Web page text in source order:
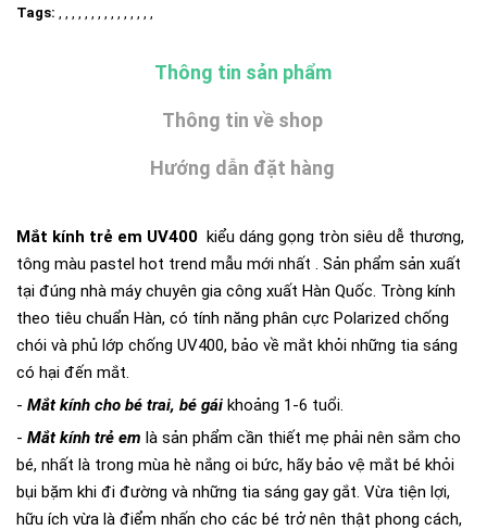
Tags: , , , , , , , , , , , , , , ,
Thông tin sản phẩm
Thông tin về shop
Hướng dẫn đặt hàng
Mắt kính trẻ em UV400 kiểu dáng gọng tròn siêu dễ thương,
tông màu pastel hot trend mẫu mới nhất . Sản phẩm sản xuất
tại đúng nhà máy chuyên gia công xuất Hàn Quốc. Tròng kính
theo tiêu chuẩn Hàn, có tính năng phân cực Polarized chống
chói và phủ lớp chống UV400, bảo về mắt khỏi những tia sáng
có hại đến mắt.
- Mắt kính cho bé trai, bé gái khoảng 1-6 tuổi.
- Mắt kính trẻ em là sản phẩm cần thiết mẹ phải nên sắm cho
bé, nhất là trong mùa hè nắng oi bức, hãy bảo vệ mắt bé khỏi
bụi bặm khi đi đường và những tia sáng gay gắt. Vừa tiện lợi,
hữu ích vừa là điểm nhấn cho các bé trở nên thật phong cách,